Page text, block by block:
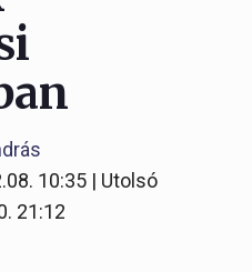
10:35 | Utolsó
21:12